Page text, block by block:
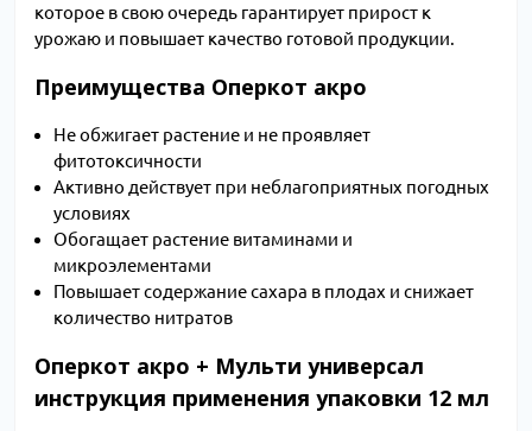
которое в свою очередь гарантирует прирост к
урожаю и повышает качество готовой продукции.
Преимущества Оперкот акро
Не обжигает растение и не проявляет
фитотоксичности
Активно действует при неблагоприятных погодных
условиях
Обогащает растение витаминами и
микроэлементами
Повышает содержание сахара в плодах и снижает
количество нитратов
Оперкот акро + Мульти универсал
инструкция применения упаковки 12 мл